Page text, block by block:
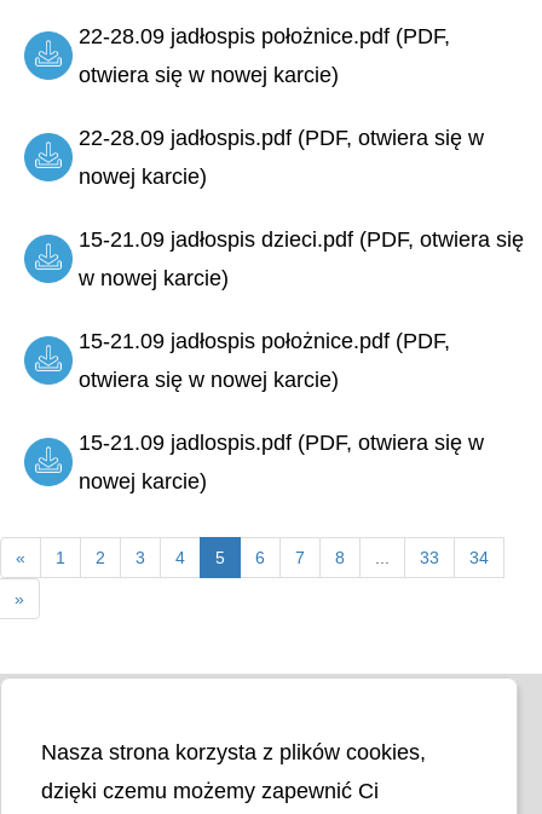
22-28.09 jadłospis położnice.pdf (PDF,
otwiera się w nowej karcie)
22-28.09 jadłospis.pdf (PDF, otwiera się w
nowej karcie)
15-21.09 jadłospis dzieci.pdf (PDF, otwiera się
w nowej karcie)
15-21.09 jadłospis położnice.pdf (PDF,
otwiera się w nowej karcie)
15-21.09 jadlospis.pdf (PDF, otwiera się w
nowej karcie)
« 1 2 3 4 5 6 7 8 33 34
»
Nasza strona korzysta z plików cookies,
dzięki czemu możemy zapewnić Ci